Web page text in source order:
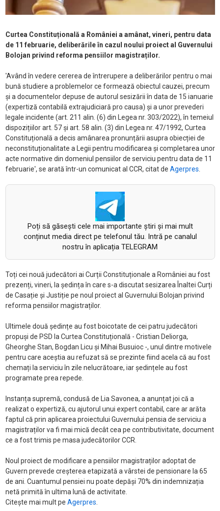
Curtea Constituțională a României a amânat, vineri, pentru data
de 11 februarie, deliberările în cazul noului proiect al Guvernului
Bolojan privind reforma pensiilor magistraților.
'Având în vedere cererea de întrerupere a deliberărilor pentru o mai
bună studiere a problemelor ce formează obiectul cauzei, precum
și a documentelor depuse de autorul sesizării în data de 15 ianuarie
(expertiză contabilă extrajudiciară pro causa) și a unor prevederi
legale incidente (art. 211 alin. (6) din Legea nr. 303/2022), în temeiul
dispozițiilor art. 57 și art. 58 alin. (3) din Legea nr. 47/1992, Curtea
Constituțională a decis amânarea pronunțării asupra obiecției de
neconstituționalitate a Legii pentru modificarea și completarea unor
acte normative din domeniul pensiilor de serviciu pentru data de 11
februarie', se arată într-un comunicat al CCR, citat de Agerpres.
Poți să găsești cele mai importante știri și mai mult
conținut media direct pe telefonul tău. Intră pe canalul
nostru în aplicația TELEGRAM
Toți cei nouă judecători ai Curții Constituționale a României au fost
prezenți, vineri, la ședința în care s-a discutat sesizarea Înaltei Curți
de Casație și Justiție pe noul proiect al Guvernului Bolojan privind
reforma pensiilor magistraților.
Ultimele două ședințe au fost boicotate de cei patru judecători
propuși de PSD la Curtea Constituțională - Cristian Deliorga,
Gheorghe Stan, Bogdan Licu și Mihai Busuioc -, unul dintre motivele
pentru care aceștia au refuzat să se prezinte fiind acela că au fost
chemați la serviciu în zile nelucrătoare, iar ședințele au fost
programate prea repede.
Instanța supremă, condusă de Lia Savonea, a anunțat joi că a
realizat o expertiză, cu ajutorul unui expert contabil, care ar arăta
faptul că prin aplicarea proiectului Guvernului pensia de serviciu a
magistraților va fi mai mică decât cea pe contributivitate, document
ce a fost trimis pe masa judecătorilor CCR.
Noul proiect de modificare a pensiilor magistraților adoptat de
Guvern prevede creșterea etapizată a vârstei de pensionare la 65
de ani. Cuantumul pensiei nu poate depăși 70% din indemnizația
netă primită în ultima lună de activitate.
Citește mai mult pe Agerpres.